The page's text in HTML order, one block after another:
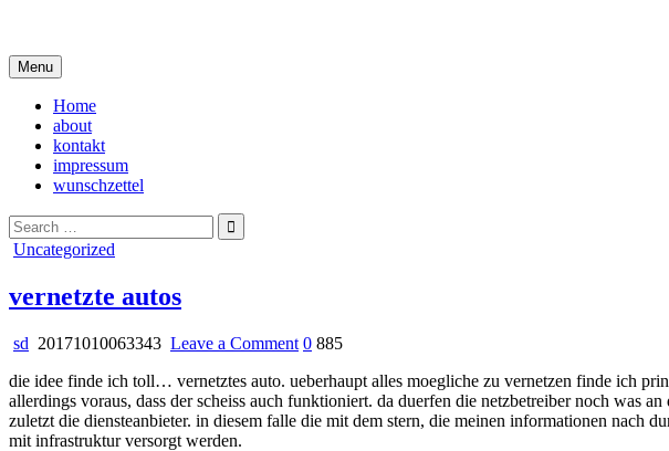
content
Menu
Home
about
kontakt
impressum
wunschzettel
Search
for:
Posted
Uncategorized
vernetzte autos
sd 20171010063343 Leave a Commenton
autos
0 885
die idee finde ich toll… vernetztes auto. ueberhaupt alles moegliche zu vernetzen finde ich
allerdings voraus, dass der scheiss auch funktioniert. da duerfen die netzbetreiber noch was
zuletzt die diensteanbieter. in diesem falle die mit dem stern, die meinen informationen nach
mit infrastruktur versorgt werden.